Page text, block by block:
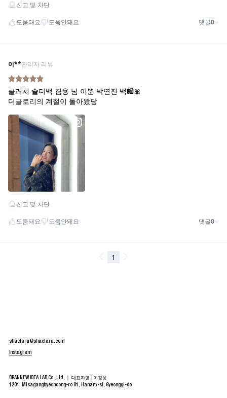
shaclara@shaclara.com
Instagram
BRANNEW IDEA LAB Co.,Ltd. ｜ 대표자명 : 이창용
1201, Misagangbyeondong-ro 81, Hanam-si, Gyeonggi-do